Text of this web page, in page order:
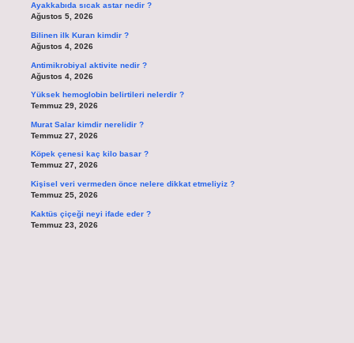
Ayakkabıda sıcak astar nedir ?
Ağustos 5, 2026
Bilinen ilk Kuran kimdir ?
Ağustos 4, 2026
Antimikrobiyal aktivite nedir ?
Ağustos 4, 2026
Yüksek hemoglobin belirtileri nelerdir ?
Temmuz 29, 2026
Murat Salar kimdir nerelidir ?
Temmuz 27, 2026
Köpek çenesi kaç kilo basar ?
Temmuz 27, 2026
Kişisel veri vermeden önce nelere dikkat etmeliyiz ?
Temmuz 25, 2026
Kaktüs çiçeği neyi ifade eder ?
Temmuz 23, 2026